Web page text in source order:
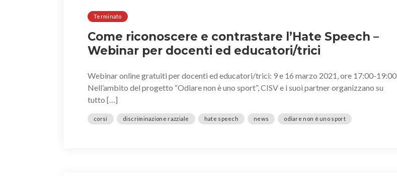
Terminato
Come riconoscere e contrastare l’Hate Speech –
Webinar per docenti ed educatori/trici
Webinar online gratuiti per docenti ed educatori/trici: 9 e 16 marzo 2021, ore 17:00-19:00
Nell’ambito del progetto “Odiare non è uno sport”, CISV e i suoi partner organizzano su
tutto […]
corsi discriminazione razziale hate speech news odiare non è uno sport